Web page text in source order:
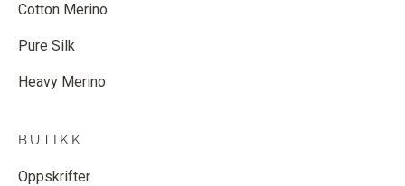
Cotton Merino
Pure Silk
Heavy Merino
BUTIKK
Oppskrifter